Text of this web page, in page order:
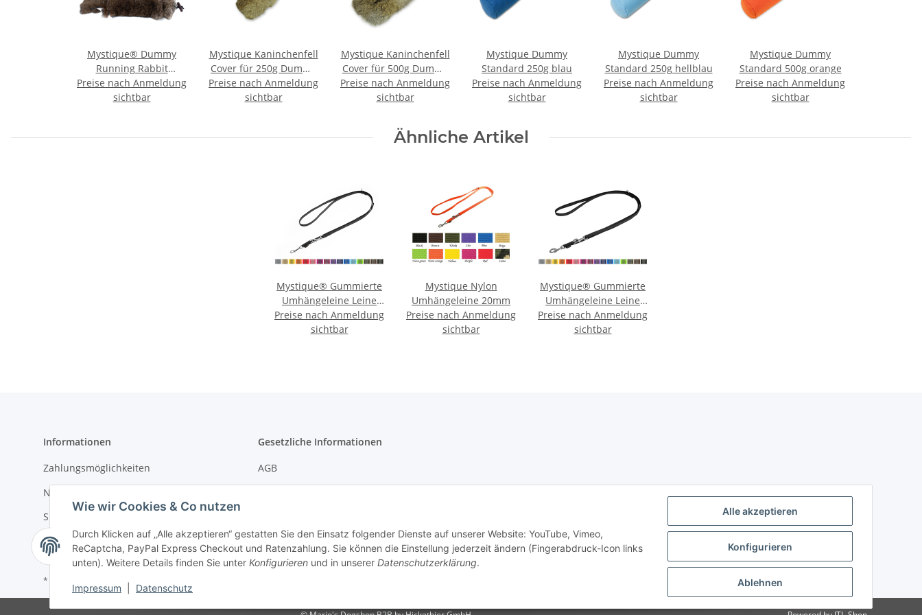
Alle akzeptieren
Konfigurieren
Ablehnen
Wie wir Cookies & Co nutzen
Durch Klicken auf „Alle akzeptieren“ gestatten Sie den Einsatz folgender Dienste auf unserer Website: YouTube, Vimeo,
ReCaptcha, PayPal Express Checkout und Ratenzahlung. Sie können die Einstellung jederzeit ändern (Fingerabdruck-Icon links
unten). Weitere Details finden Sie unter Konfigurieren und in unserer Datenschutzerklärung.
Impressum Datenschutz
Mystique® Dummy
Running Rabbit
Kaninchendummy mit
Fell
Preise nach Anmeldung
sichtbar
Mystique Kaninchenfell
Cover für 250g Dummy
Überzug
Preise nach Anmeldung
sichtbar
Mystique Kaninchenfell
Cover für 500g Dummy
Überzug
Preise nach Anmeldung
sichtbar
Mystique Dummy
Standard 250g blau
Preise nach Anmeldung
sichtbar
Mystique Dummy
Standard 250g hellblau
Preise nach Anmeldung
sichtbar
Mystique Dummy
Standard 500g orange
Preise nach Anmeldung
sichtbar
Ähnliche Artikel
Mystique® Gummierte
Umhängeleine Leine
15mm Standard
Karabiner
Preise nach Anmeldung
sichtbar
Mystique Nylon
Umhängeleine 20mm
Preise nach Anmeldung
sichtbar
Mystique® Gummierte
Umhängeleine Leine
20mm Standard
Karabiner
Preise nach Anmeldung
sichtbar
Informationen
Zahlungsmöglichkeiten
Newsletter
Sitemap
Gesetzliche Informationen
AGB
Impressum
* Alle Preise zzgl. gesetzlicher USt.